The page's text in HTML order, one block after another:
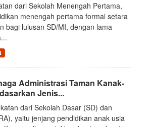
dari Sekolah Menengah Pertama,
menengah pertama formal setara
bagi lulusan SD/MI, dengan lama
Administrasi Taman Kanak-
Jenis...
dari Sekolah Dasar (SD) dan
yaitu jenjang pendidikan anak usia